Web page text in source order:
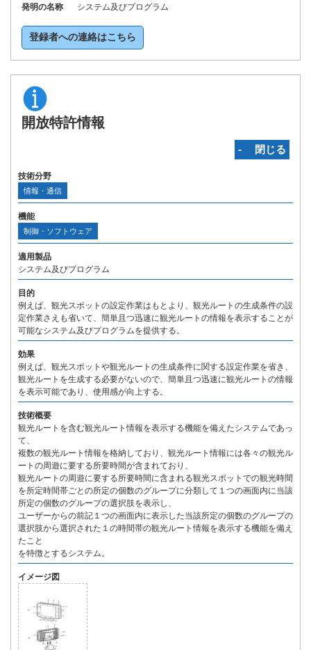
発明の名称
システム及びプログラム
登録者への連絡はこちら
開放特許情報
‐ 閉じる
技術分野
情報・通信
機能
制御・ソフトウェア
適用製品
システム及びプログラム
目的
例えば、観光スポットの設定作業はもとより、観光ルートの生成条件の設
定作業さえも省いて、簡単且つ迅速に観光ルートの情報を表示することが
可能なシステム及びプログラムを提供する。
効果
例えば、観光スポットや観光ルートの生成条件に関する設定作業を省き、
観光ルートを生成する必要がないので、簡単且つ迅速に観光ルートの情報
を表示可能であり、使用感が向上する。
技術概要
観光ルートを含む観光ルート情報を表示する機能を備えたシステムであっ
て、
複数の観光ルート情報を格納しており、観光ルート情報には各々の観光ル
ートの周遊に要する所要時間が含まれており、
観光ルートの周遊に要する所要時間に含まれる観光スポットでの観光時間
を所定時間帯ごとの所定の個数のグループに分類して１つの画面内に当該
所定の個数のグループの選択肢を表示し、
ユーザーからの前記１つの画面内に表示した当該所定の個数のグループの
選択肢から選択された１の時間帯の観光ルート情報を表示する機能を備え
たこと
を特徴とするシステム。
イメージ図